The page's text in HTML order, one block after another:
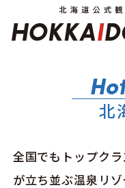
モデルコース
北
全国でもトップク
が立ち並ぶ温泉リ